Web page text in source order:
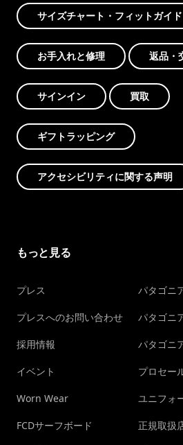
サイズチャート・フィットガイド
お手入れと修理 返品・
サインイン 買取
ギフトラッピング
アクセシビリティに関する声明
もっと見る
プレス
プレスへのお問い合わせ
採用情報
イベント
Worn Wear
FCDサーフボード
パタゴニ
パタゴニ
パタゴニ
プロセー
ユニフォ
正規取扱